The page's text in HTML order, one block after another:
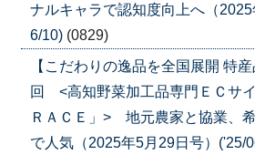
ナルキャラで認知度向上へ（
6/10) (0829)
【こだわりの逸品を全国展開 特
回 <高知野菜加工品専門ＥＣサ
ＲＡＣＥ」> 地元農家と協業、
で人気（2025年5月29日号）('25/